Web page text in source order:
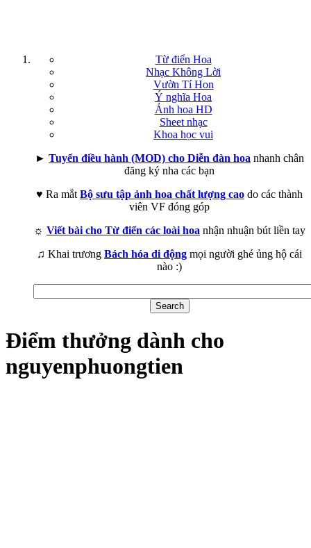
Từ điển Hoa
Nhạc Không Lời
Vườn Tí Hon
Ý nghĩa Hoa
Ảnh hoa HD
Sheet nhạc
Khoa học vui
► Tuyển điều hành (MOD) cho Diễn đàn hoa nhanh chân
đăng ký nha các bạn
♥ Ra mắt Bộ sưu tập ảnh hoa chất lượng cao do các thành
viên VF đóng góp
☼ Viết bài cho Từ điển các loài hoa nhận nhuận bút liền tay
♫ Khai trương Bách hóa di động mọi người ghé ủng hộ cái
nào :)
Điểm thưởng dành cho
nguyenphuongtien